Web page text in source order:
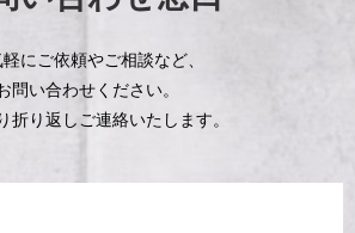
にご依頼やご相談など、
問い合わせください。
折り返しご連絡いたします。